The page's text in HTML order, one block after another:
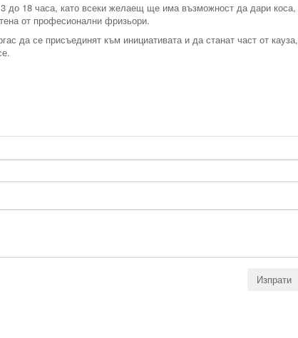
до 18 часа, като всеки желаещ ще има възможност да дари коса,
от професионални фризьори.
да се присъединят към инициативата и да станат част от кауза,